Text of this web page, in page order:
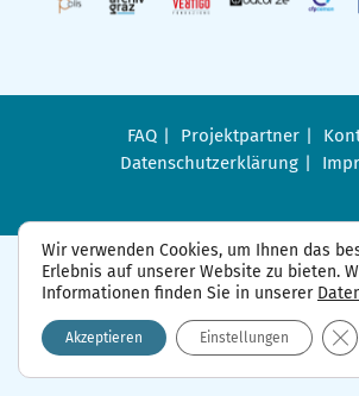
FAQ Projektpartner
Datenschutzerklärung
Wir verwenden Cookies, um Ihnen das
Erlebnis auf unserer Website zu bieten.
Informationen finden Sie in unserer
Akzeptieren Einstellungen